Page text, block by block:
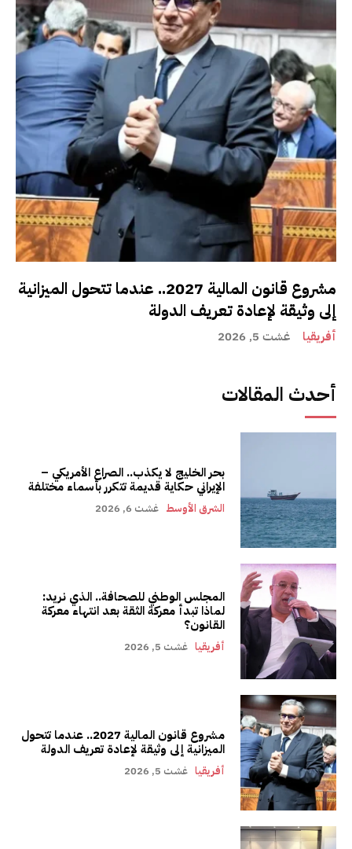
مشروع قانون المالية 2027.. عندما تتحول الميزانية
إلى وثيقة لإعادة تعريف الدولة
أفريقيا غشت 5, 2026
أحدث المقالات
بحر الخليج لا يكذب.. الصراع الأمريكي –
الإيراني حكاية قديمة تتكرر بأسماء مختلفة
الشرق الأوسط غشت 6, 2026
المجلس الوطني للصحافة.. الذي نريد:
لماذا تبدأ معركة الثقة بعد انتهاء معركة
القانون؟
أفريقيا غشت 5, 2026
مشروع قانون المالية 2027.. عندما تتحول
الميزانية إلى وثيقة لإعادة تعريف الدولة
أفريقيا غشت 5, 2026